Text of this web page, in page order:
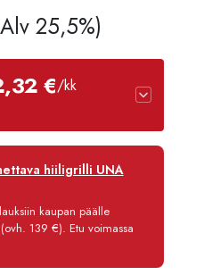
25,5%)
€/kk
12 kk
3,90 €/kk
987,80 €
hiiligrilli UNA
kaupan päälle
139 €). Etu voimassa